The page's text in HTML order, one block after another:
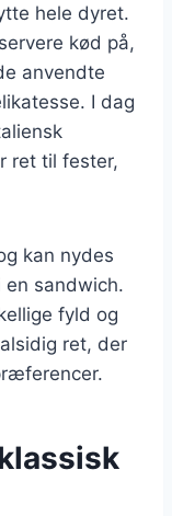
hele dyret.
kød på,
anvendte
I dag
ret til fester,
kan nydes
en sandwich.
fyld og
ret, der